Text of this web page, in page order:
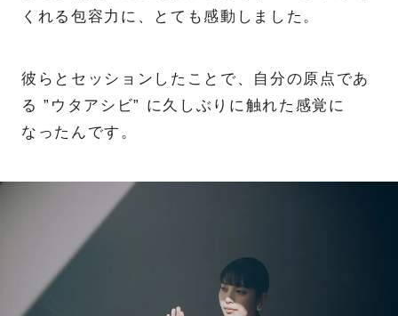
くれる包容力に、とても感動しました。
彼らとセッションしたことで、自分の原点であ
る ”ウタアシビ” に久しぶりに触れた感覚に
なったんです。